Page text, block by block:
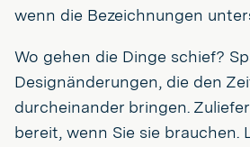
wenn die Bezeichnungen
Wo gehen die Dinge schief?
Designänderungen, die den
durcheinander bringen.
bereit, wenn Sie sie brauchen.